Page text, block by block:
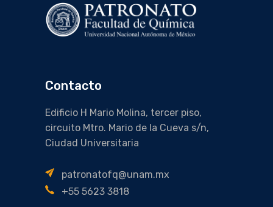
Contacto
Edificio H Mario Molina, tercer piso,
circuito Mtro. Mario de la Cueva s/n,
Ciudad Universitaria
patronatofq@unam.mx
+55 5623 3818